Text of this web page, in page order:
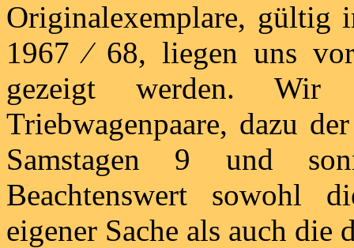
Originalexemplare, gültig
1967 ⁄ 68, liegen uns
gezeigt werden.
Triebwagenpaare, dazu
Samstagen 9 und
Beachtenswert sowohl
eigener Sache als auch die